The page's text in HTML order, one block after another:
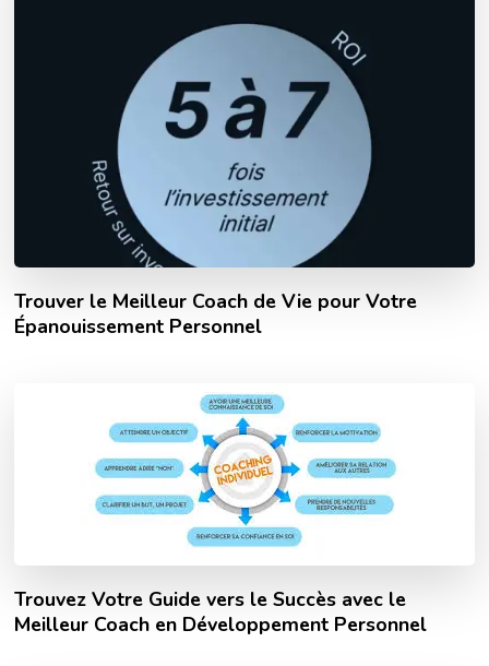
Trouver le Meilleur Coach de Vie pour Votre
Épanouissement Personnel
Trouvez Votre Guide vers le Succès avec le
Meilleur Coach en Développement Personnel